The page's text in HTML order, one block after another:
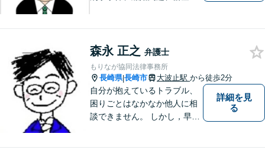
す。どんな些細なことでも構
いません。お気軽にご相談く
ださい【完全個室】
森永 正之 弁護士
もりなが協同法律事務所
長崎県|長崎市 大波止駅 から徒歩2分
自分が抱えているトラブル、
困りごとはなかなか他人に相
談できません。 しかし，早め
詳細を見
る